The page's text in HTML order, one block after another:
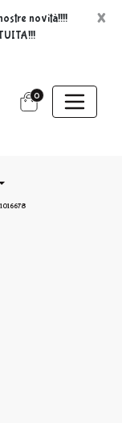
novità!!!!
×
0